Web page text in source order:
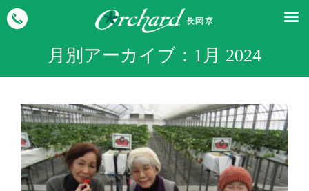
月別アーカイブ： 1月 2024